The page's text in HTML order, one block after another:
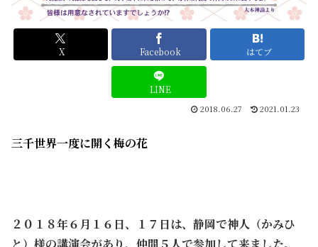
X Facebook はてブ
LINE
2018.06.27 2021.01.23
三千世界一度に開く梅の花
２０１８年６月１６日、１７日は、静岡で神人（かみひ